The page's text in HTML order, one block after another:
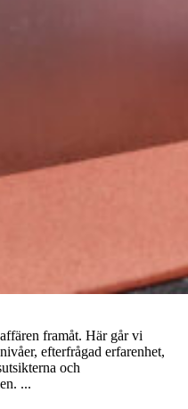
framåt. Här går vi
efterfrågad erfarenhet,
och
...